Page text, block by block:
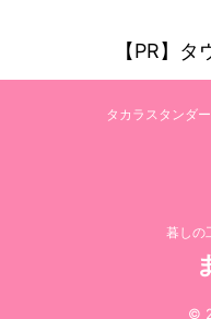
【PR】
タカラスタンダ
暮しの
©